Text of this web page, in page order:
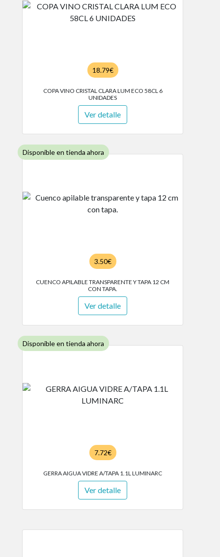
18.79€
COPA VINO CRISTAL CLARA LUM ECO 58CL 6
UNIDADES
Ver detalle
Disponible en tienda ahora
3.50€
CUENCO APILABLE TRANSPARENTE Y TAPA 12 CM
CON TAPA.
Ver detalle
Disponible en tienda ahora
7.72€
GERRA AIGUA VIDRE A/TAPA 1.1L LUMINARC
Ver detalle